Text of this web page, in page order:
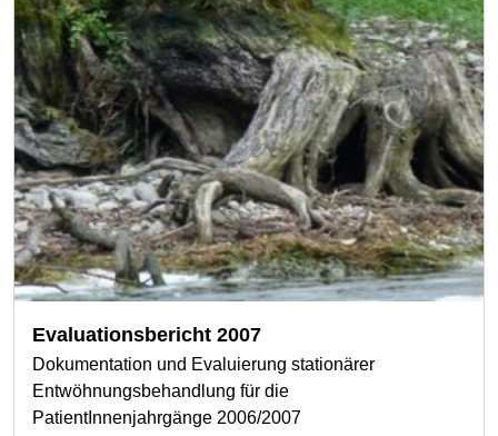
Evaluationsbericht 2007
Dokumentation und Evaluierung stationärer
Entwöhnungsbehandlung für die
PatientInnenjahrgänge 2006/2007